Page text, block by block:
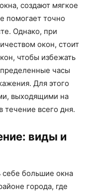
создают мягкое
помогает точно
Однако, при
окон, стоит
чтобы избежать
часы
Для этого
выходящими на
течение всего дня.
виды и
себе большие окна
города, где